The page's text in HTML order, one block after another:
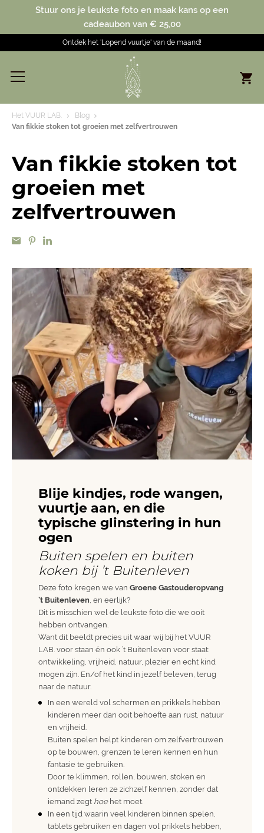
Stuur ons je leukste foto en maak kans op een
cadeaubon van € 25,00
Ontdek het 'Lopend vuurtje' van de maand!
Het VUUR LAB.
Blog
Van fikkie stoken tot groeien met zelfvertrouwen
Van fikkie stoken tot
groeien met
zelfvertrouwen
Blije kindjes, rode wangen,
vuurtje aan, en die
typische glinstering in hun
ogen
Buiten spelen en buiten
koken bij ’t Buitenleven
Deze foto kregen we van Groene Gastouderopvang
’t Buitenleven, en eerlijk?
Dit is misschien wel de leukste foto die we ooit
hebben ontvangen.
Want dit beeldt precies uit waar wij bij het VUUR
LAB. voor staan én ook ’t Buitenleven voor staat:
ontwikkeling, vrijheid, natuur, plezier en echt kind
mogen zijn. En/of het kind in jezelf beleven, terug
naar de natuur.
In een wereld vol schermen en prikkels hebben
kinderen meer dan ooit behoefte aan rust, natuur
en vrijheid.
Buiten spelen helpt kinderen om zelfvertrouwen
op te bouwen, grenzen te leren kennen en hun
fantasie te gebruiken.
Door te klimmen, rollen, bouwen, stoken en
ontdekken leren ze zichzelf kennen, zonder dat
iemand zegt hoehet moet.
In een tijd waarin veel kinderen binnen spelen,
tablets gebruiken en dagen vol prikkels hebben,